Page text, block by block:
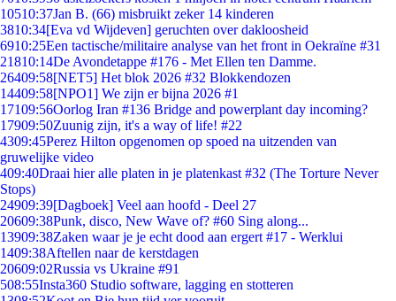
10510:37Jan B. (66) misbruikt zeker 14 kinderen
3810:34[Eva vd Wijdeven] geruchten over dakloosheid
6910:25Een tactische/militaire analyse van het front in Oekraïne #31
21810:14De Avondetappe #176 - Met Ellen ten Damme.
26409:58[NET5] Het blok 2026 #32 Blokkendozen
14409:58[NPO1] We zijn er bijna 2026 #1
17109:56Oorlog Iran #136 Bridge and powerplant day incoming?
17909:50Zuunig zijn, it's a way of life! #22
4309:45Perez Hilton opgenomen op spoed na uitzenden van
gruwelijke video
409:40Draai hier alle platen in je platenkast #32 (The Torture Never
Stops)
24909:39[Dagboek] Veel aan hoofd - Deel 27
20609:38Punk, disco, New Wave of? #60 Sing along...
13909:38Zaken waar je je echt dood aan ergert #17 - Werklui
1409:38Aftellen naar de kerstdagen
20609:02Russia vs Ukraine #91
508:55Insta360 Studio software, lagging en stotteren